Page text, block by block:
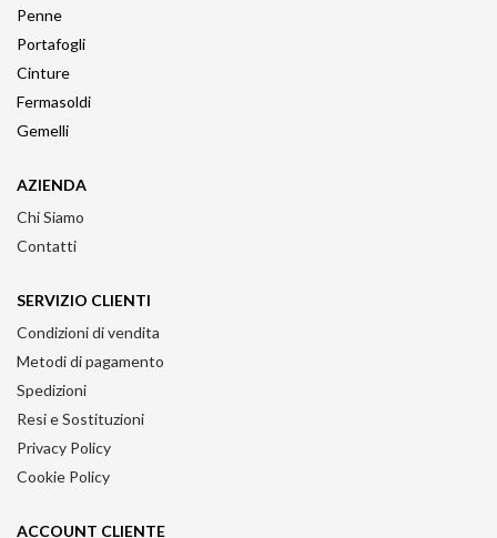
Penne
Portafogli
Cinture
Fermasoldi
Gemelli
AZIENDA
Chi Siamo
Contatti
SERVIZIO CLIENTI
Condizioni di vendita
Metodi di pagamento
Spedizioni
Resi e Sostituzioni
Privacy Policy
Cookie Policy
ACCOUNT CLIENTE